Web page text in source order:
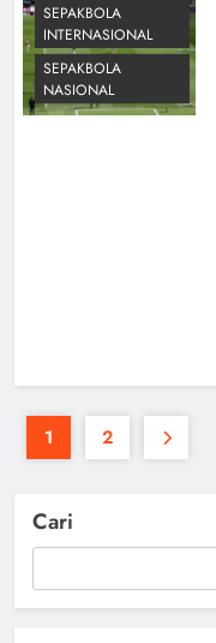
SEPAKBOLA
INTERNASIONAL
SEPAKBOLA
NASIONAL
1 2
Cari